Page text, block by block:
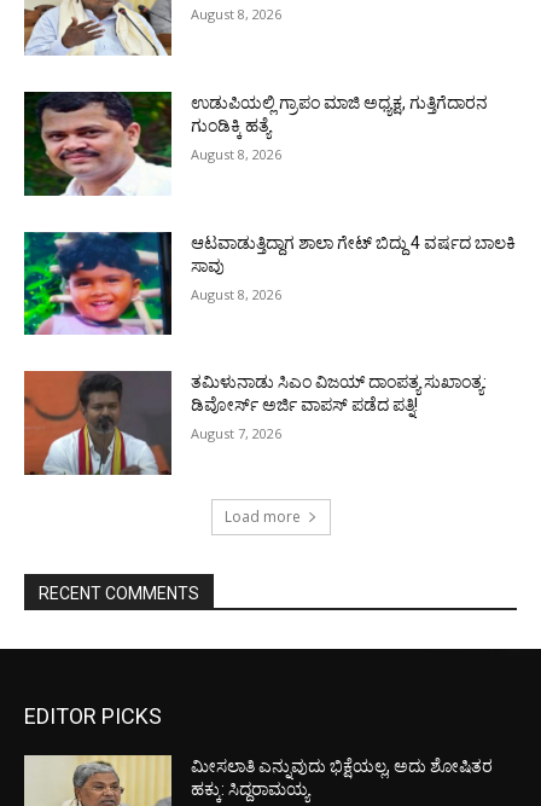
August 8, 2026
ಉಡುಪಿಯಲ್ಲಿ ಗ್ರಾಪಂ ಮಾಜಿ ಅಧ್ಯಕ್ಷ, ಗುತ್ತಿಗೆದಾರನ
ಗುಂಡಿಕ್ಕಿ ಹತ್ಯೆ
August 8, 2026
ಆಟವಾಡುತ್ತಿದ್ದಾಗ ಶಾಲಾ ಗೇಟ್‌ ಬಿದ್ದು 4 ವರ್ಷದ ಬಾಲಕಿ
ಸಾವು
August 8, 2026
ತಮಿಳುನಾಡು ಸಿಎಂ ವಿಜಯ್‌ ದಾಂಪತ್ಯ ಸುಖಾಂತ್ಯ:
ಡಿವೋರ್ಸ್‌ ಅರ್ಜಿ ವಾಪಸ್‌ ಪಡೆದ ಪತ್ನಿ!
August 7, 2026
Load more
RECENT COMMENTS
EDITOR PICKS
ಮೀಸಲಾತಿ ಎನ್ನುವುದು ಭಿಕ್ಷೆಯಲ್ಲ, ಅದು ಶೋಷಿತರ
ಹಕ್ಕು: ಸಿದ್ದರಾಮಯ್ಯ